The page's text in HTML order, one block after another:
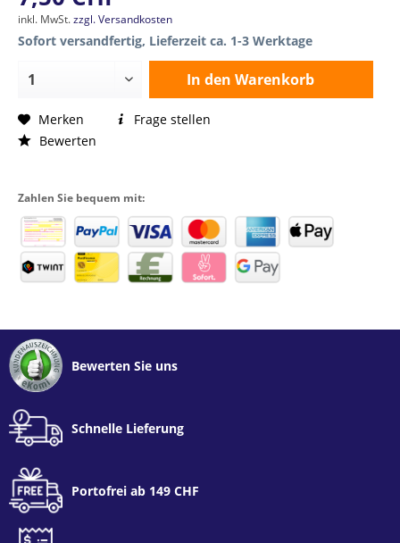
inkl. MwSt.zzgl. Versandkosten
Sofort versandfertig, Lieferzeit ca. 1-3 Werktage
In den Warenkorb
Merken
Bewerten
Frage stellen
Zahlen Sie bequem mit:
Bewerten Sie uns
Schnelle Lieferung
Portofrei ab 149 CHF